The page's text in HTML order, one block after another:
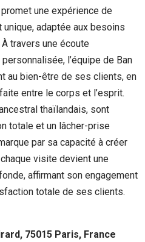
une expérience de
adaptée aux besoins
travers une écoute
l’équipe de Ban
au bien-être de ses clients, en
entre le corps et l’esprit.
thaïlandais, sont
totale et un lâcher-prise
par sa capacité à créer
visite devient une
affirmant son engagement
totale de ses clients.
75015 Paris, France